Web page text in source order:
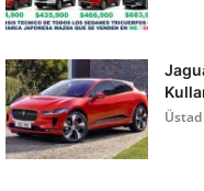
Üstad